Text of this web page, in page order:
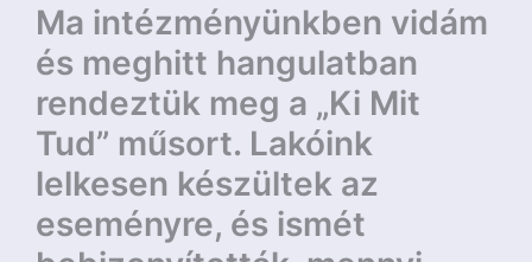
Ma intézményünkben vidám
és meghitt hangulatban
rendeztük meg a „Ki Mit
Tud” műsort. Lakóink
lelkesen készültek az
eseményre, és ismét